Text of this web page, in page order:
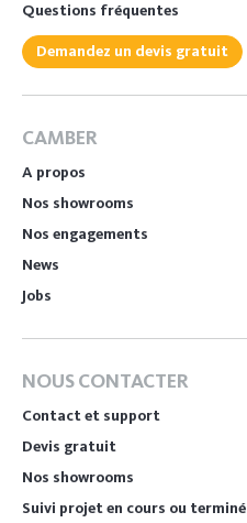
Questions fréquentes
Demandez un devis gratuit
CAMBER
A propos
Nos showrooms
Nos engagements
News
Jobs
NOUS CONTACTER
Contact et support
Devis gratuit
Nos showrooms
Suivi projet en cours ou terminé